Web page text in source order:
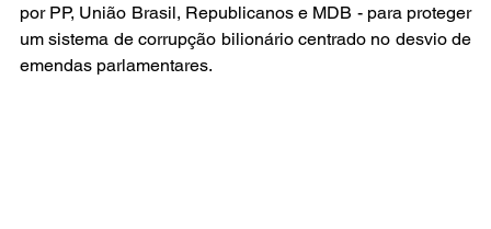
por PP, União Brasil, Republicanos e MDB - para proteger
um sistema de corrupção bilionário centrado no desvio de
emendas parlamentares.